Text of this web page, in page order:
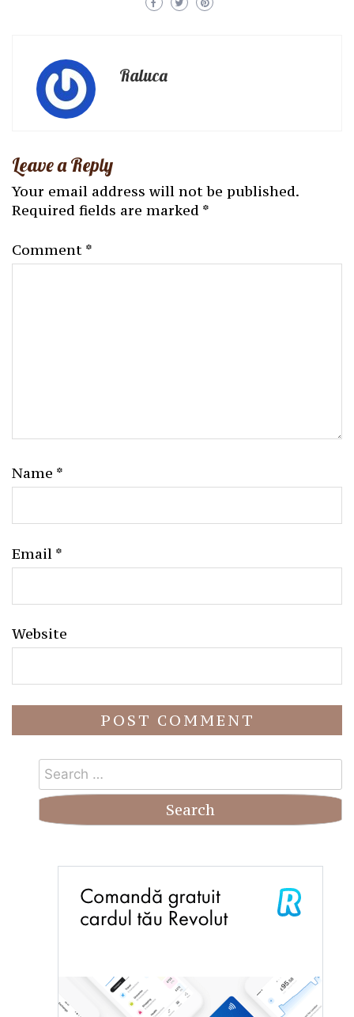
Raluca
Leave a Reply
Your email address will not be published.
Required fields are marked *
Comment *
Name *
Email *
Website
Search
for: